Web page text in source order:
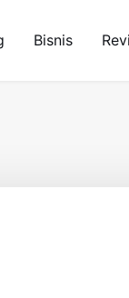
Bisnis